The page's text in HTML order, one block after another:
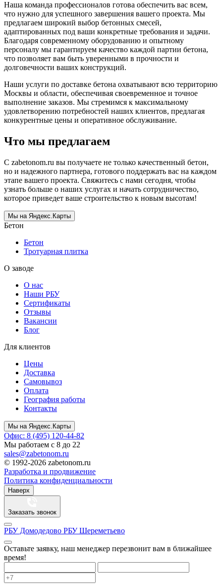
Наша команда профессионалов готова обеспечить вас всем,
что нужно для успешного завершения вашего проекта. Мы
предлагаем широкий выбор бетонных смесей,
адаптированных под ваши конкретные требования и задачи.
Благодаря современному оборудованию и опытному
персоналу мы гарантируем качество каждой партии бетона,
что позволяет вам быть уверенными в прочности и
долговечности ваших конструкций.
Наши услуги по доставке бетона охватывают всю территорию
Москвы и области, обеспечивая своевременное и точное
выполнение заказов. Мы стремимся к максимальному
удовлетворению потребностей наших клиентов, предлагая
конкурентные цены и оперативное обслуживание.
Что мы предлагаем
С zabetonom.ru вы получаете не только качественный бетон,
но и надежного партнера, готового поддержать вас на каждом
этапе вашего проекта. Свяжитесь с нами сегодня, чтобы
узнать больше о наших услугах и начать сотрудничество,
которое приведет ваше строительство к новым высотам!
Мы на Яндекс.Карты
Бетон
Бетон
Тротуарная плитка
О заводе
О нас
Наши РБУ
Сертификаты
Отзывы
Вакансии
Блог
Для клиентов
Цены
Доставка
Самовывоз
Оплата
География работы
Контакты
Мы на Яндекс.Карты
Офис: 8 (495) 120-44-82
Мы работаем с 8 до 22
sales@zabetonom.ru
© 1992-2026 zabetonom.ru
Разработка и продвижение
Политика конфиденциальности
Наверх
Заказать звонок
РБУ Домодедово РБУ Шереметьево
Оставьте заявку, наш менеджер перезвонит вам в ближайшее
время!